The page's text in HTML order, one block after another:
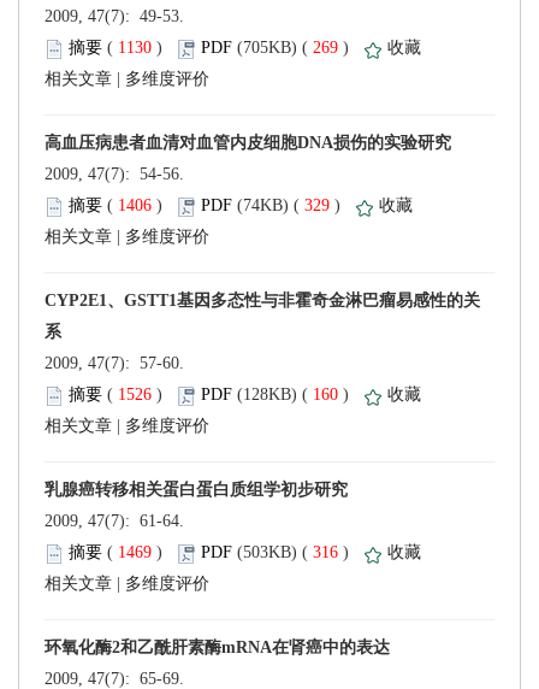
2009, 47(7): 49-53.
(
) 269 )
2009, 47(7): 54-56.
(
) 329 )
2009, 47(7): 57-60.
(
) 160 )
2009, 47(7): 61-64.
(
) 316 )
2009, 47(7): 65-69.